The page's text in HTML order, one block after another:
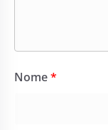
Nome*